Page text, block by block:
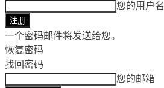
您的用户名
一个密码邮件将发送给您。
恢复密码
找回密码
您的邮箱